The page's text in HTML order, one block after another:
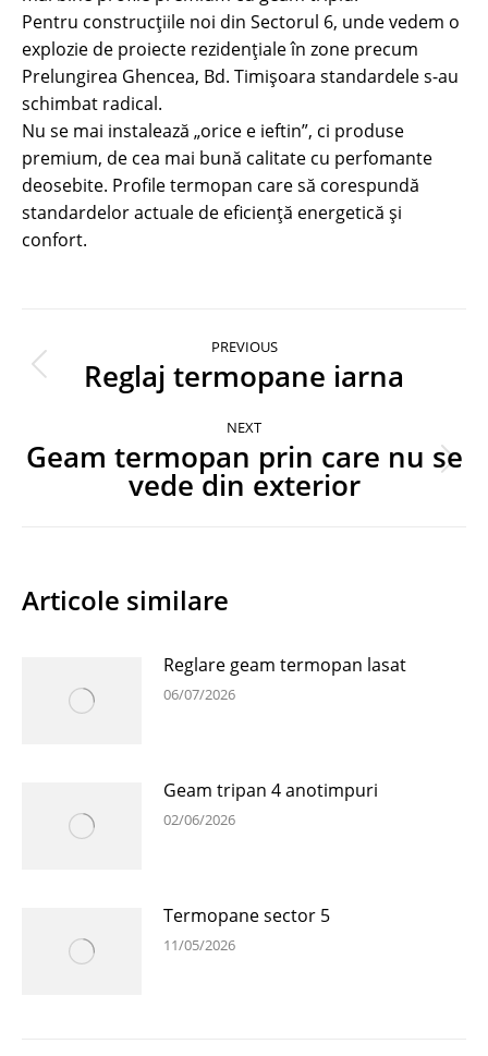
Pentru construcțiile noi din Sectorul 6, unde vedem o
explozie de proiecte rezidențiale în zone precum
Prelungirea Ghencea, Bd. Timișoara standardele s-au
schimbat radical.
Nu se mai instalează „orice e ieftin”, ci produse
premium, de cea mai bună calitate cu perfomante
deosebite. Profile termopan care să corespundă
standardelor actuale de eficiență energetică și
confort.
navigation
PREVIOUS
Previous
Reglaj termopane iarna
NEXT
Next
post:
Geam termopan prin care nu se
vede din exterior
Articole similare
Reglare geam termopan lasat
06/07/2026
Geam tripan 4 anotimpuri
02/06/2026
Termopane sector 5
11/05/2026